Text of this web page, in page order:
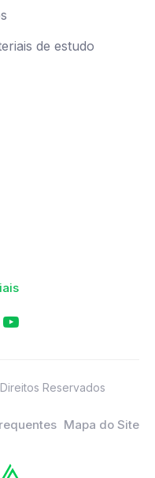
de estudo
Reservados
Mapa do Site